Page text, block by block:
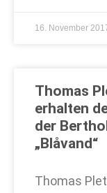
16. November
Thomas
erhalten
der
„Blåvand“
Thomas